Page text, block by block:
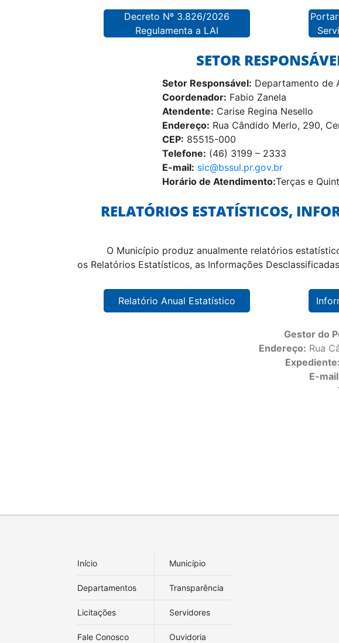
Decreto Nº 3.826/2026
Regulamenta a LAI
SETOR
Setor Responsável: Departamento de
Coordenador: Fabio Zanela
Atendente: Carise Regina Nesello
Endereço: Rua Cândido Merlo, 290,
CEP: 85515-000
Telefone: (46) 3199 – 2333
E-mail: sic@bssul.pr.gov.br
Horário de Atendimento:Terças e
RELATÓRIOS ESTATÍSTICOS,
O Município produz anualmente relatórios
os Relatórios Estatísticos, as Informações
Relatório Anual Estatístico
Gestor do
Endereço: Rua
Expediente:
E-
Início Município
Departamentos Transparência
Licitações Servidores
Fale Conosco Ouvidoria